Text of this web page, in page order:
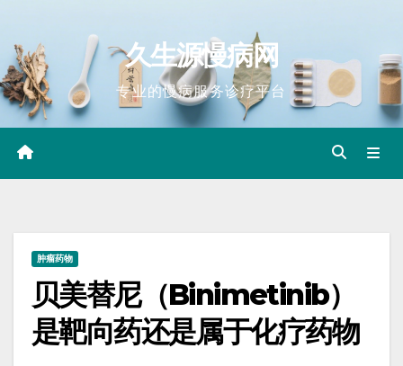
content
久生源慢病网
专业的慢病服务诊疗平台
肿瘤药物
贝美替尼（Binimetinib）
是靶向药还是属于化疗药物